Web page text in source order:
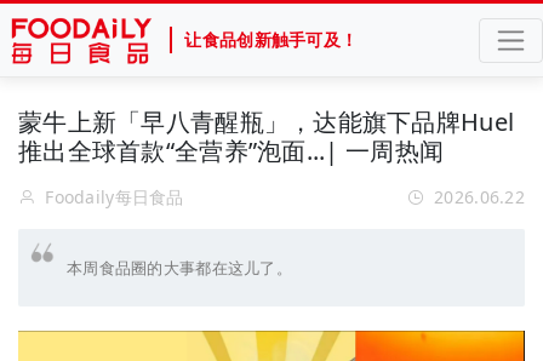
让食品创新触手可及！
蒙牛上新「早八青醒瓶」，达能旗下品牌Huel
推出全球首款“全营养”泡面...| 一周热闻
Foodaily每日食品 2026.06.22
本周食品圈的大事都在这儿了。